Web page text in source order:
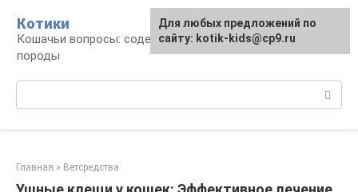
контенту
Котики
Кошачьи вопросы: содержание, лечение,
породы
Главная » Ветсредства
Для любых предложений по
сайту: kotik-kids@cp9.ru